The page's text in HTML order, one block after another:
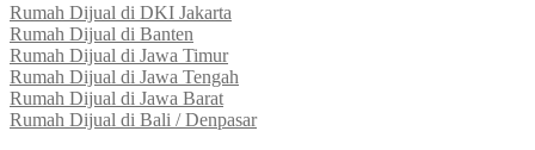
Rumah Dijual di DKI Jakarta
Rumah Dijual di Banten
Rumah Dijual di Jawa Timur
Rumah Dijual di Jawa Tengah
Rumah Dijual di Jawa Barat
Rumah Dijual di Bali / Denpasar